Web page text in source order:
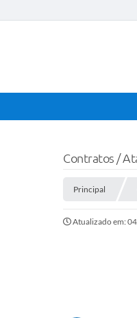
Contratos /
Principal
Atualizado em: